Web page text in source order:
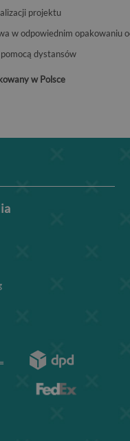
projektu
w odpowiednim opakowaniu
dystansów
w Polsce